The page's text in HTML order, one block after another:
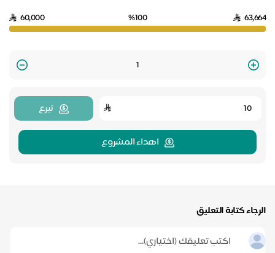
63,664
%100
60,000
Quantity
تبرع
اهداء المشروع
الرجاء كتابة التعليق